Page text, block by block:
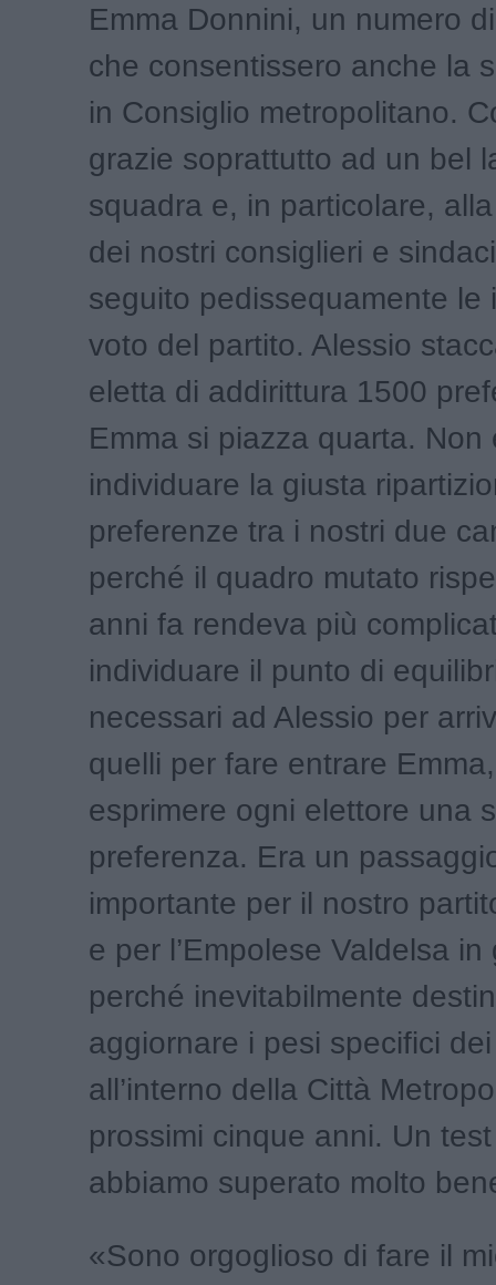
Emma Donnini, un numero
che consentissero anche la
in Consiglio metropolitano.
grazie soprattutto ad un bel
squadra e, in particolare,
dei nostri consiglieri e
seguito pedissequamente le
voto del partito. Alessio
eletta di addirittura 1500
Emma si piazza quarta. Non
individuare la giusta
preferenze tra i nostri due
perché il quadro mutato
anni fa rendeva più
individuare il punto di
necessari ad Alessio per
quelli per fare entrare
esprimere ogni elettore una
preferenza. Era un
importante per il nostro
e per l’Empolese Valdelsa
perché inevitabilmente
aggiornare i pesi specifici
all’interno della Città
prossimi cinque anni. Un
abbiamo superato molto
«Sono orgoglioso di fare il